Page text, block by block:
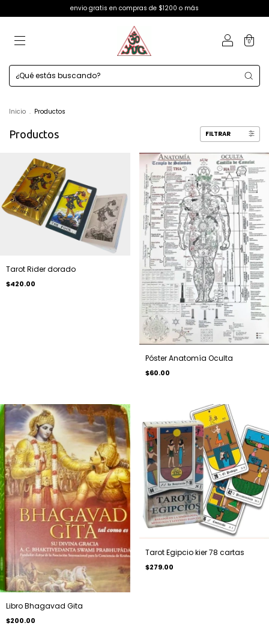
envio gratis en compras de $1200 o más
0
Inicio . Productos
Productos FILTRAR
Tarot Rider dorado
$420.00
Póster Anatomía Oculta
$60.00
Libro Bhagavad Gita
$200.00
Tarot Egipcio kier 78 cartas
$279.00